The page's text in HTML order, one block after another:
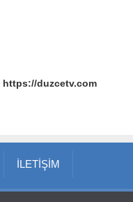
https://duzcetv.com
İLETİŞİM